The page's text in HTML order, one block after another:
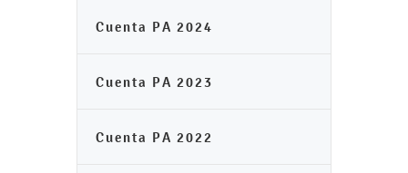
Cuenta PA 2024
Cuenta PA 2023
Cuenta PA 2022